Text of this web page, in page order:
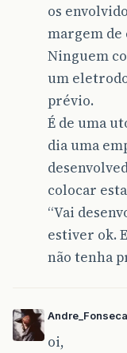
os
margem de
Ninguem
um
prévio.
É de uma
dia uma
colocar
“Vai
estiver ok.
não tenha
Andre_Fonseca
oi,